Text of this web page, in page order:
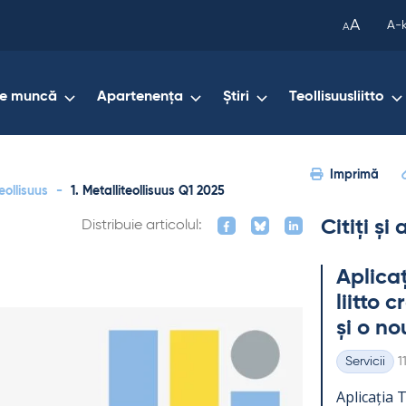
AA A-
muncă Apartenența Știri Teollisuusliitto
- 1. Metalliteollisuus Q1 2025
Imprimă
Distribuie articolul: Citiți și
liitto
și o
Categorii
Servicii
Aplicația
your
clipboard.)